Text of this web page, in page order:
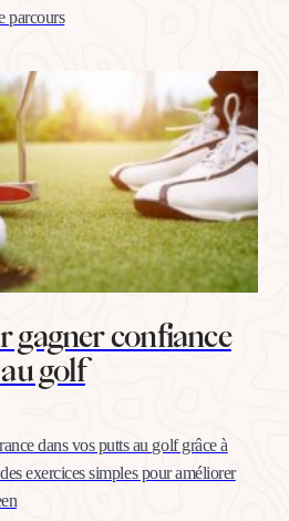
parcours
gagner confiance
golf
dans vos putts au golf grâce à
exercices simples pour améliorer